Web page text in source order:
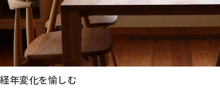
経年変化を愉しむ